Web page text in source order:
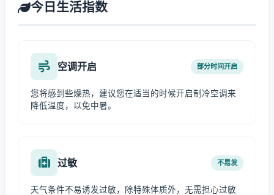
今日生活指数
空调开启 部分时间开启
您将感到些燥热，建议您在适当的时候开启制冷空调来
降低温度，以免中暑。
过敏 不易发
天气条件不易诱发过敏，除特殊体质外，无需担心过敏